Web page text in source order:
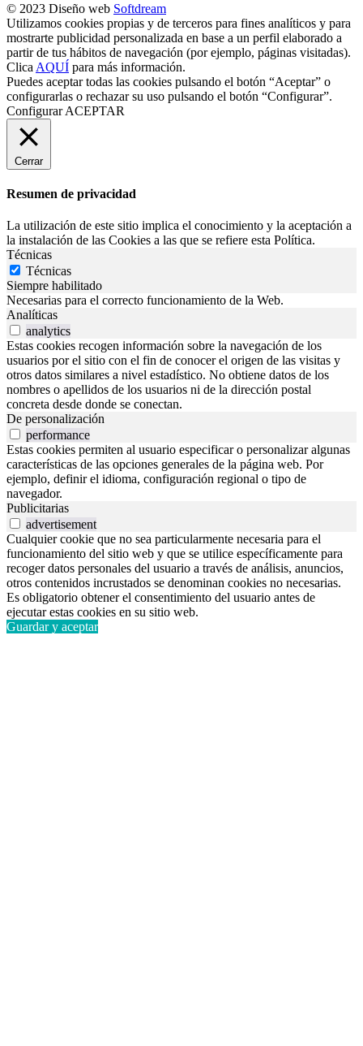
© 2023 Diseño web Softdream
Utilizamos cookies propias y de terceros para fines analíticos y para
mostrarte publicidad personalizada en base a un perfil elaborado a
partir de tus hábitos de navegación (por ejemplo, páginas visitadas).
Clica AQUÍ para más información.
Puedes aceptar todas las cookies pulsando el botón “Aceptar” o
configurarlas o rechazar su uso pulsando el botón “Configurar”.
Configurar ACEPTAR
Cerrar
Resumen de privacidad
La utilización de este sitio implica el conocimiento y la aceptación a
la instalación de las Cookies a las que se refiere esta Política.
Técnicas
Técnicas
Siempre habilitado
Necesarias para el correcto funcionamiento de la Web.
Analíticas
analytics
Estas cookies recogen información sobre la navegación de los
usuarios por el sitio con el fin de conocer el origen de las visitas y
otros datos similares a nivel estadístico. No obtiene datos de los
nombres o apellidos de los usuarios ni de la dirección postal
concreta desde donde se conectan.
De personalización
performance
Estas cookies permiten al usuario especificar o personalizar algunas
características de las opciones generales de la página web. Por
ejemplo, definir el idioma, configuración regional o tipo de
navegador.
Publicitarias
advertisement
Cualquier cookie que no sea particularmente necesaria para el
funcionamiento del sitio web y que se utilice específicamente para
recoger datos personales del usuario a través de análisis, anuncios,
otros contenidos incrustados se denominan cookies no necesarias.
Es obligatorio obtener el consentimiento del usuario antes de
ejecutar estas cookies en su sitio web.
Guardar y aceptar